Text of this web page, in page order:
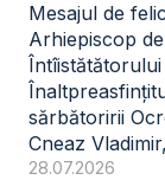
Mesajul de
Arhiepiscop
sărbătoririi
Cneaz
28.07.2026